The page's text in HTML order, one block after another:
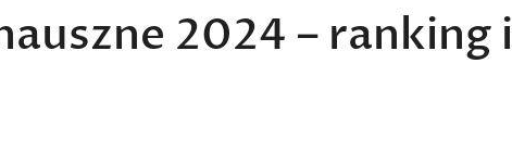
2024 – ranking i